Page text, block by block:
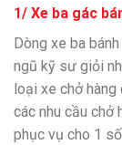
1/ Xe ba gác
Dòng xe ba
ngũ kỹ sư giỏi
loại xe chở
các nhu cầu chở
phục vụ cho 1